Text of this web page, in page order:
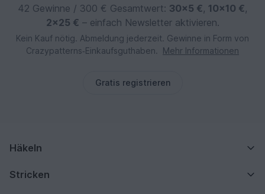
42 Gewinne / 300 € Gesamtwert: 30×5 €, 10×10 €,
2×25 € – einfach Newsletter aktivieren.
Kein Kauf nötig. Abmeldung jederzeit. Gewinne in Form von
Crazypatterns‑Einkaufsguthaben.
Mehr Informationen
Gratis registrieren
Häkeln
Stricken